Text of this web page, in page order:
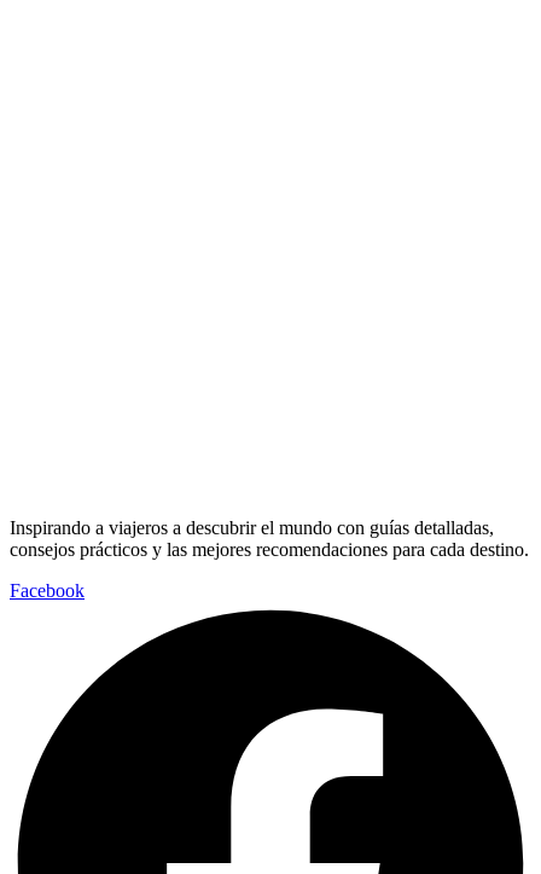
Inspirando a viajeros a descubrir el mundo con guías detalladas,
consejos prácticos y las mejores recomendaciones para cada destino.
Facebook